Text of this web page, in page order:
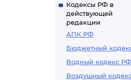
Кодексы РФ в
действующей
редакции
АПК РФ
Бюджетный
Водный кодекс РФ
Воздушный